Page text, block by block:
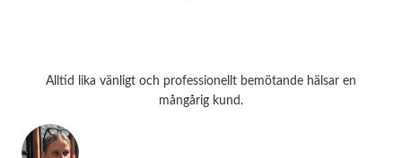
Alltid lika vänligt och professionellt bemötande hälsar en
mångårig kund.